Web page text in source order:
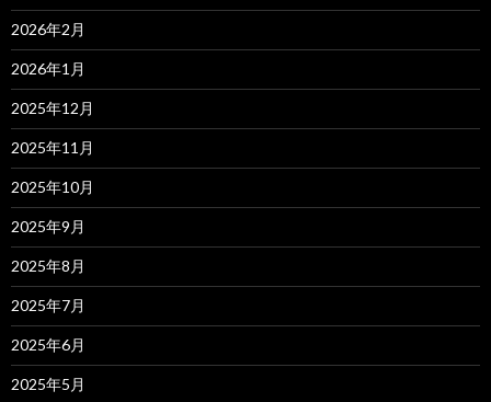
2026年2月
2026年1月
2025年12月
2025年11月
2025年10月
2025年9月
2025年8月
2025年7月
2025年6月
2025年5月